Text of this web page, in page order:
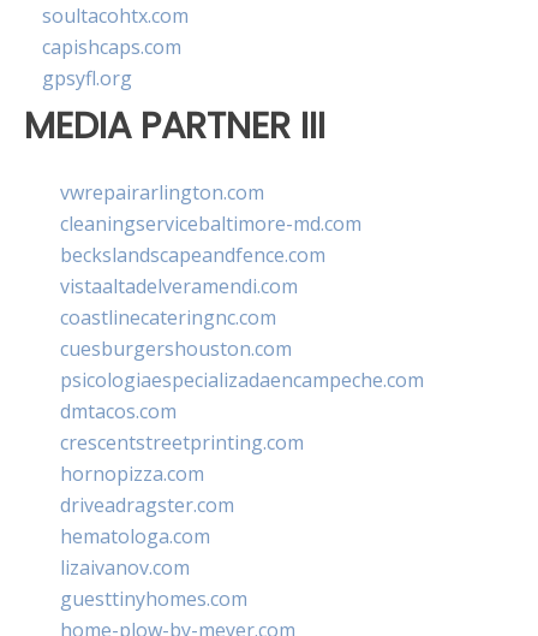
soultacohtx.com
capishcaps.com
gpsyfl.org
MEDIA PARTNER III
vwrepairarlington.com
cleaningservicebaltimore-md.com
beckslandscapeandfence.com
vistaaltadelveramendi.com
coastlinecateringnc.com
cuesburgershouston.com
psicologiaespecializadaencampeche.com
dmtacos.com
crescentstreetprinting.com
hornopizza.com
driveadragster.com
hematologa.com
lizaivanov.com
guesttinyhomes.com
home-plow-by-meyer.com